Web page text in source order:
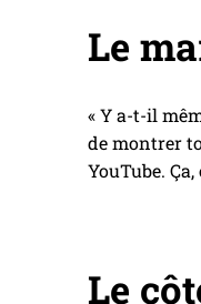
Le
« Y a-t-il
de montrer
YouTube.
Le